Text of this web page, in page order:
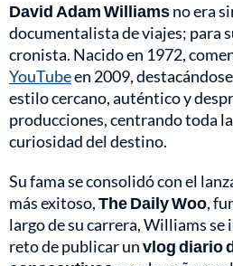
David Adam Williamsno era
documentalista de viajes; para
cronista. Nacido en 1972,
YouTubeen 2009,
estilo cercano, auténtico y
producciones, centrando toda
curiosidad del destino.
Su fama se consolidó con el
más exitoso,The Daily Woo,
largo de su carrera, Williams
reto de publicar unvlog diario